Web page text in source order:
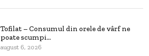
Tofilat – Consumul din orele de vârf ne
poate scumpi...
august 6, 2026